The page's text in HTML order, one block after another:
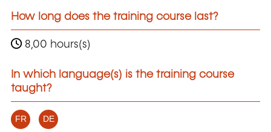
How long does the training course last?
8,00 hours(s)
In which language(s) is the training course
taught?
FR DE